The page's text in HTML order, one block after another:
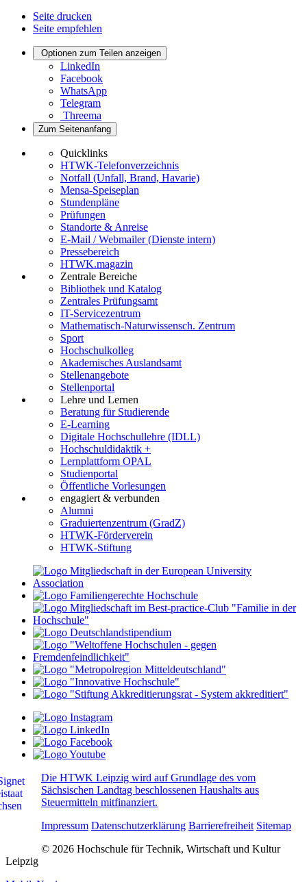
Seite drucken
Seite empfehlen
Optionen zum Teilen anzeigen
LinkedIn
Facebook
WhatsApp
Telegram
Threema
Zum Seitenanfang
Quicklinks
HTWK-Telefonverzeichnis
Notfall (Unfall, Brand, Havarie)
Mensa-Speiseplan
Stundenpläne
Prüfungen
Standorte & Anreise
E-Mail / Webmailer (Dienste intern)
Pressebereich
HTWK.magazin
Zentrale Bereiche
Bibliothek und Katalog
Zentrales Prüfungsamt
IT-Servicezentrum
Mathematisch-Naturwissensch. Zentrum
Sport
Hochschulkolleg
Akademisches Auslandsamt
Stellenangebote
Stellenportal
Lehre und Lernen
Beratung für Studierende
E-Learning
Digitale Hochschullehre (IDLL)
Hochschuldidaktik +
Lernplattform OPAL
Studienportal
Öffentliche Vorlesungen
engagiert & verbunden
Alumni
Graduiertenzentrum (GradZ)
HTWK-Förderverein
HTWK-Stiftung
Die HTWK Leipzig wird auf Grundlage des vom
Sächsischen Landtag beschlossenen Haushalts aus
Steuermitteln mitfinanziert.
Impressum Datenschutzerklärung Barrierefreiheit Sitemap
© 2026 Hochschule für Technik, Wirtschaft und Kultur
Leipzig